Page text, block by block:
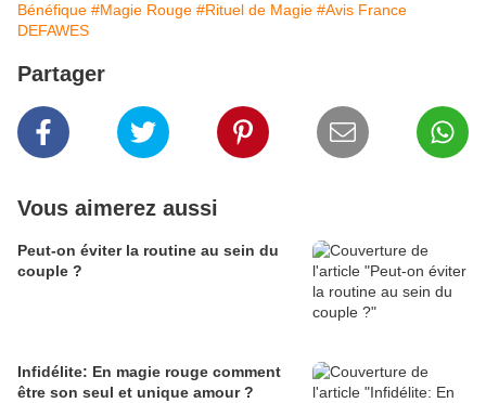
Bénéfique #Magie Rouge #Rituel de Magie #Avis France
DEFAWES
Partager
Vous aimerez aussi
Peut-on éviter la routine au sein du
couple ?
Infidélite: En magie rouge comment
être son seul et unique amour ?